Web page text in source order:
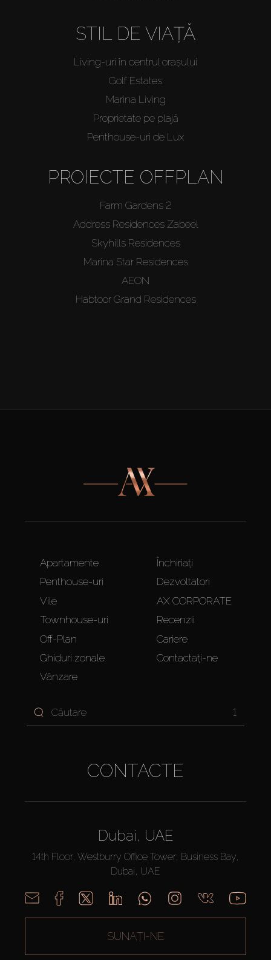
STIL DE VIAȚĂ
Living-uri în centrul orașului
Golf Estates
Marina Living
Proprietate pe plajă
Penthouse-uri de Lux
PROIECTE OFFPLAN
Farm Gardens 2
Address Residences Zabeel
Skyhills Residences
Marina Star Residences
AEON
Habtoor Grand Residences
Apartamente
Penthouse-uri
Vile
Townhouse-uri
Off-Plan
Ghiduri zonale
Vânzare
Închiriați
Dezvoltatori
AX CORPORATE
Recenzii
Cariere
Contactați-ne
1
CONTACTE
Dubai, UAE
14th Floor, Westburry Office Tower, Business Bay,
Dubai, UAE
SUNAȚI-NE